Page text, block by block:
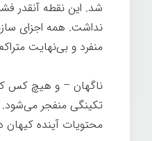
شد. این نقطه آنقدر
نداشت. همه اجزای
منفرد و بی‌نهایت
ناگهان – و هیچ کس
تکینگی منفجر
محتویات آینده